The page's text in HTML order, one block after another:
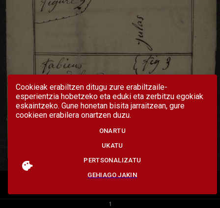
Cookieak erabiltzen ditugu zure erabiltzaile-
esperientzia hobetzeko eta eduki eta zerbitzu egokiak
eskaintzeko. Gune honetan bisita jarraitzean, gure
cookieen erabilera onartzen duzu.
ONARTU
UKATU
PERTSONALIZATU
GEHIAGO JAKIN